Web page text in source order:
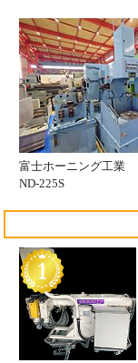
富士ホーニング工業
ND-225S